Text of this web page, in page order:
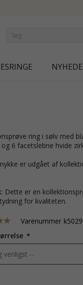
6 facetslebne hvide
er udgået af
Dette er en
for kvaliteten.
Varenummer k5029